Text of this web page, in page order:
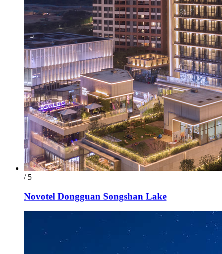
/ 5
Novotel Dongguan Songshan Lake